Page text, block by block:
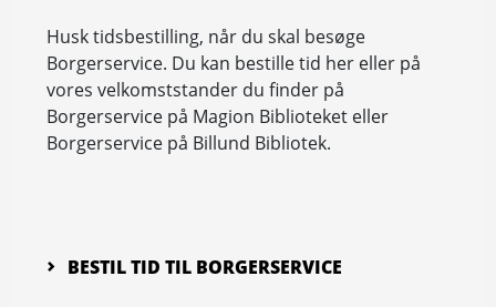
Husk tidsbestilling, når du skal besøge
Borgerservice. Du kan bestille tid her eller på
vores velkomststander du finder på
Borgerservice på Magion Biblioteket eller
Borgerservice på Billund Bibliotek.
BESTIL TID TIL BORGERSERVICE